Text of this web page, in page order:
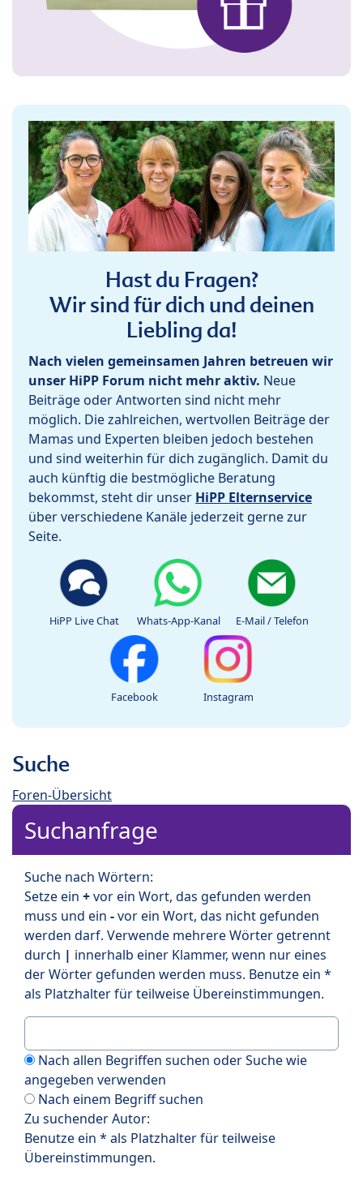
Hast du Fragen?
Wir sind für dich und deinen
Liebling da!
Nach vielen gemeinsamen Jahren betreuen wir
unser HiPP Forum nicht mehr aktiv. Neue
Beiträge oder Antworten sind nicht mehr
möglich. Die zahlreichen, wertvollen Beiträge der
Mamas und Experten bleiben jedoch bestehen
und sind weiterhin für dich zugänglich. Damit du
auch künftig die bestmögliche Beratung
bekommst, steht dir unser HiPP Elternservice
über verschiedene Kanäle jederzeit gerne zur
Seite.
HiPP Live Chat Whats-App-Kanal E-Mail / Telefon
Facebook Instagram
Suche
Foren-Übersicht
Suchanfrage
Suche nach Wörtern:
Setze ein +vor ein Wort, das gefunden werden
muss und ein -vor ein Wort, das nicht gefunden
werden darf. Verwende mehrere Wörter getrennt
durch | innerhalb einer Klammer, wenn nur eines
der Wörter gefunden werden muss. Benutze ein *
als Platzhalter für teilweise Übereinstimmungen.
Nach allen Begriffen suchen oder Suche wie
angegeben verwenden
Nach einem Begriff suchen
Zu suchender Autor:
Benutze ein * als Platzhalter für teilweise
Übereinstimmungen.